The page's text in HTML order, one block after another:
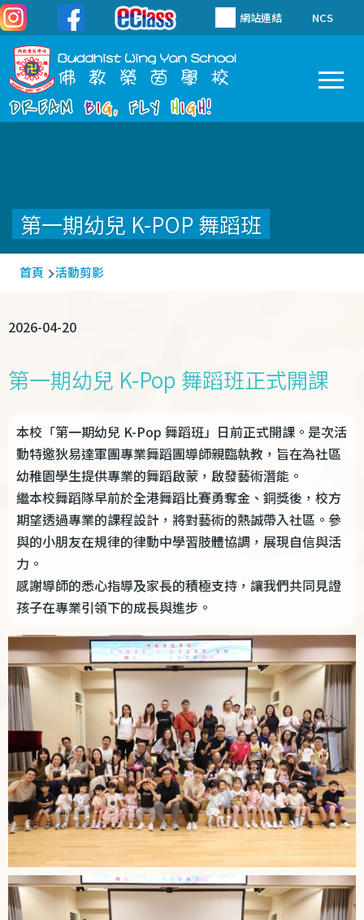
移至主內容 網站連結 NCS
第一期幼兒 K-POP 舞蹈班
導
連
首頁 活動剪影
2026-04-20
第一期幼兒 K-Pop 舞蹈班正式開課
本校「第一期幼兒 K-Pop 舞蹈班」日前正式開課。是次活
動特邀狄易達軍團專業舞蹈團導師親臨執教，旨在為社區
幼稚園學生提供專業的舞蹈啟蒙，啟發藝術潛能。
繼本校舞蹈隊早前於全港舞蹈比賽勇奪金、銅獎後，校方
期望透過專業的課程設計，將對藝術的熱誠帶入社區。參
與的小朋友在規律的律動中學習肢體協調，展現自信與活
力。
感謝導師的悉心指導及家長的積極支持，讓我們共同見證
孩子在專業引領下的成長與進步。